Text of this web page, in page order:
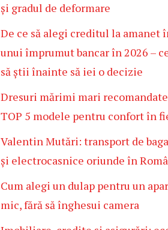
și gradul de deformare
De ce să alegi creditul la amanet
unui împrumut bancar în 2026 –
să știi înainte să iei o decizie
Dresuri mărimi mari
TOP 5 modele pentru confort în
Valentin Mutări: transport de
și electrocasnice oriunde în
Cum alegi un dulap pentru un
mic, fără să înghesui camera